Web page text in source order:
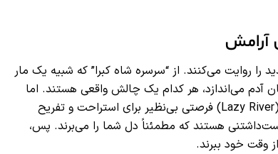
آرامش
یک ماجرای جدید را روایت می‌کنند. از “سرسره شاه کبرا” که شبیه یک مار
آدم می‌اندازد، هر کدام یک چالش واقعی هستند. اما
این همه ماجرا نیست! اگر با خانواده سفر می‌کنید، استخرهای موج‌ساز و رودخانه آرام (Lazy River) فرصتی بی‌نظیر برای استراحت و تفریح
هستند که مطمئناً دل شما را می‌برند. پس،
وقت خود ببرند.